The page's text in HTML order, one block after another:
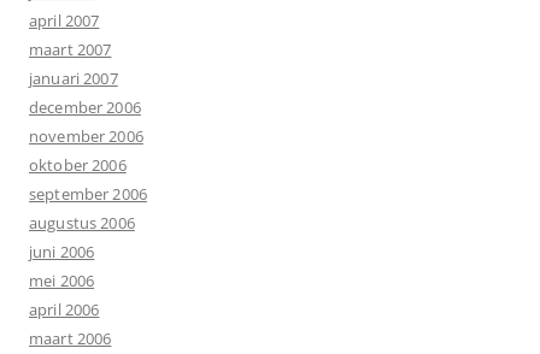
april 2007
maart 2007
januari 2007
december 2006
november 2006
oktober 2006
september 2006
augustus 2006
juni 2006
mei 2006
april 2006
maart 2006